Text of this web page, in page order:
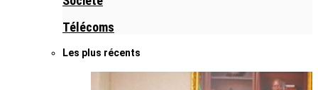
Télécoms
Les plus récents